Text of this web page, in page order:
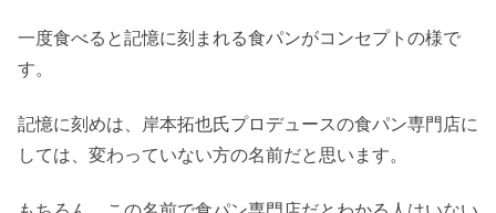
一度食べると記憶に刻まれる食パンがコンセプトの様で
す。
記憶に刻めは、岸本拓也氏プロデュースの食パン専門店に
しては、変わっていない方の名前だと思います。